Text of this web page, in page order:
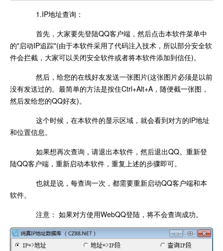
1.IP地址查询：
首先，大家要先登陆QQ客户端，然后点击本软件菜单中
的"启动IP追踪"(由于本软件采用了代码注入技术，所以部分安全软
件会拦截，大家可以关闭安全软件或者将本软件添加到信任)。
然后，给您的在线好友发送一张图片(这张图片必须是以前
没有发送过的。最简单的方法是按住Ctrl+Alt+A，随便截一张图，
然后发给您的QQ好友)。
这个时候，在本软件的显示区域，就会看到对方的IP地址
和位置信息。
如果想再次查询，请退出本软件，然后退出QQ。重新登
陆QQ客户端，重新启动本软件，重复上述的步骤即可。
也就是说，每查询一次，都需要重新启动QQ客户端和本
软件。
注意： 如果对方使用WebQQ登陆，将不会查询成功。